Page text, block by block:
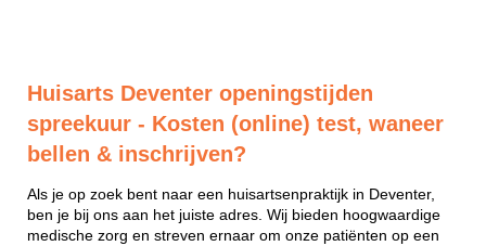
Huisarts Deventer openingstijden
spreekuur - Kosten (online) test, waneer
bellen & inschrijven?
Als je op zoek bent naar een huisartsenpraktijk in Deventer,
ben je bij ons aan het juiste adres. Wij bieden hoogwaardige
medische zorg en streven ernaar om onze patiënten op een